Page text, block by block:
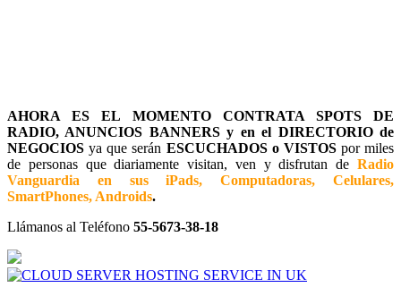
AHORA ES EL MOMENTO CONTRATA SPOTS DE
RADIO, ANUNCIOS BANNERS y en el DIRECTORIO de
NEGOCIOSya que serán ESCUCHADOS o VISTOSpor miles
de personas que diariamente visitan, ven y disfrutan de Radio
Vanguardia en sus iPads, Computadoras, Celulares,
SmartPhones, Androids.
Llámanos al Teléfono 55-5673-38-18